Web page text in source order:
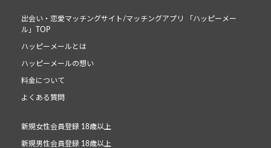
出会い・恋愛マッチングサイト/マッチングアプリ 「ハッピーメー
ル」TOP
ハッピーメールとは
ハッピーメールの想い
料金について
よくある質問
新規女性会員登録 18歳以上
新規男性会員登録 18歳以上